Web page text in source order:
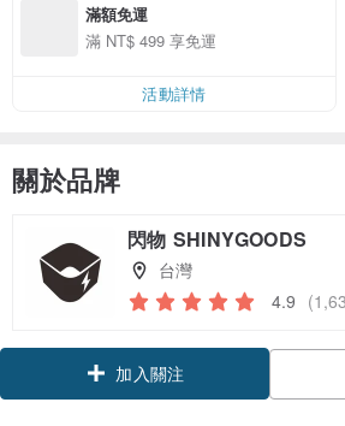
滿額免運
滿 NT$ 499 享免運
活動詳情
關於品牌
閃物 SHINYGOODS
台灣
4.9
加入關注